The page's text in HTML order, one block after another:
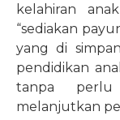
kelahiran
“sediakan
yang di
pendidikan
tanpa
melanjutkan